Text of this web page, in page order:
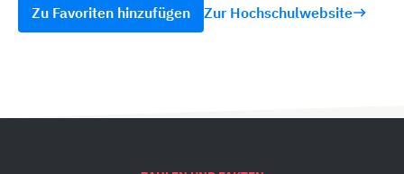
Zu Favoriten hinzufügen Zur Hochschulwebsite